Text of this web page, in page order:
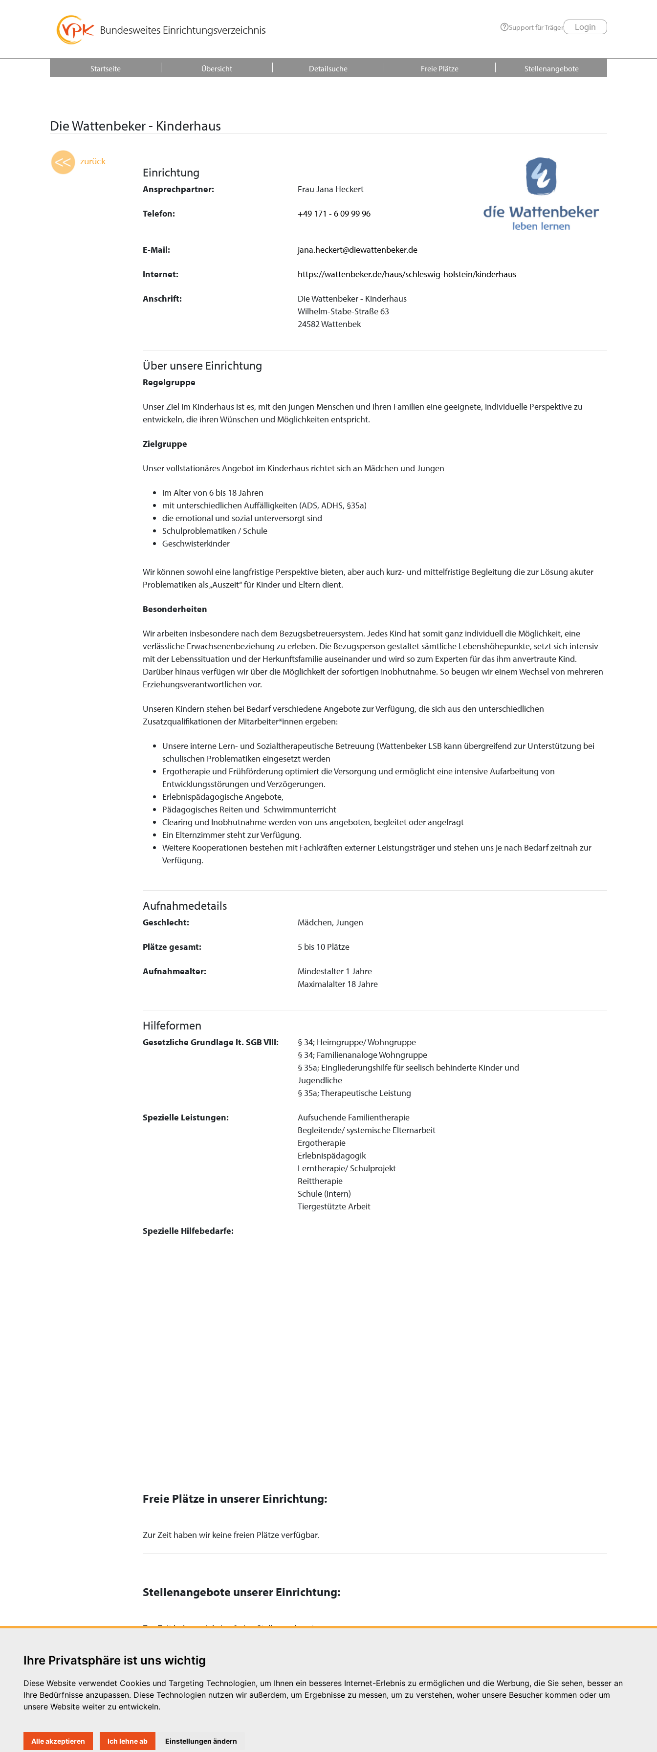
Ihre Privatsphäre ist uns wichtig
Diese Website verwendet Cookies und Targeting Technologien, um Ihnen ein besseres Internet-Erlebnis zu ermöglichen und die Werbung, die Sie sehen, besser an
Ihre Bedürfnisse anzupassen. Diese Technologien nutzen wir außerdem, um Ergebnisse zu messen, um zu verstehen, woher unsere Besucher kommen oder um
unsere Website weiter zu entwickeln.
Alle akzeptieren Ich lehne ab Einstellungen ändern
Support für Träger Login
Startseite Übersicht Detailsuche Freie Plätze Stellenangebote
Die Wattenbeker - Kinderhaus
zurück
Einrichtung
Ansprechpartner: Frau Jana Heckert
Telefon: +49 171 - 6 09 99 96
E-Mail: jana.heckert@diewattenbeker.de
Internet: https://wattenbeker.de/haus/schleswig-holstein/kinderhaus
Anschrift:
Die Wattenbeker - Kinderhaus
Wilhelm-Stabe-Straße 63
24582 Wattenbek
Über unsere Einrichtung
Regelgruppe
Unser Ziel im Kinderhaus ist es, mit den jungen Menschen und ihren Familien eine geeignete, individuelle Perspektive zu
entwickeln, die ihren Wünschen und Möglichkeiten entspricht.
Zielgruppe
Unser vollstationäres Angebot im Kinderhaus richtet sich an Mädchen und Jungen
im Alter von 6 bis 18 Jahren
mit unterschiedlichen Auffälligkeiten (ADS, ADHS, §35a)
die emotional und sozial unterversorgt sind
Schulproblematiken / Schule
Geschwisterkinder
Wir können sowohl eine langfristige Perspektive bieten, aber auch kurz- und mittelfristige Begleitung die zur Lösung akuter
Problematiken als „Auszeit“ für Kinder und Eltern dient.
Besonderheiten
Wir arbeiten insbesondere nach dem Bezugsbetreuersystem. Jedes Kind hat somit ganz individuell die Möglichkeit, eine
verlässliche Erwachsenenbeziehung zu erleben. Die Bezugsperson gestaltet sämtliche Lebenshöhepunkte, setzt sich intensiv
mit der Lebenssituation und der Herkunftsfamilie auseinander und wird so zum Experten für das ihm anvertraute Kind.
Darüber hinaus verfügen wir über die Möglichkeit der sofortigen Inobhutnahme. So beugen wir einem Wechsel von mehreren
Erziehungsverantwortlichen vor.
Unseren Kindern stehen bei Bedarf verschiedene Angebote zur Verfügung, die sich aus den unterschiedlichen
Zusatzqualifikationen der Mitarbeiter*innen ergeben:
Unsere interne Lern- und Sozialtherapeutische Betreuung (Wattenbeker LSB kann übergreifend zur Unterstützung bei
schulischen Problematiken eingesetzt werden
Ergotherapie und Frühförderung optimiert die Versorgung und ermöglicht eine intensive Aufarbeitung von
Entwicklungsstörungen und Verzögerungen.
Erlebnispädagogische Angebote,
Pädagogisches Reiten und Schwimmunterricht
Clearing und Inobhutnahme werden von uns angeboten, begleitet oder angefragt
Ein Elternzimmer steht zur Verfügung.
Weitere Kooperationen bestehen mit Fachkräften externer Leistungsträger und stehen uns je nach Bedarf zeitnah zur
Verfügung.
Aufnahmedetails
Geschlecht: Mädchen, Jungen
Plätze gesamt: 5 bis 10 Plätze
Aufnahmealter:
Mindestalter 1 Jahre
Maximalalter 18 Jahre
Hilfeformen
Gesetzliche Grundlage lt. SGB VIII:
§ 34; Heimgruppe/ Wohngruppe
§ 34; Familienanaloge Wohngruppe
§ 35a; Eingliederungshilfe für seelisch behinderte Kinder und
Jugendliche
§ 35a; Therapeutische Leistung
Spezielle Leistungen:
Aufsuchende Familientherapie
Begleitende/ systemische Elternarbeit
Ergotherapie
Erlebnispädagogik
Lerntherapie/ Schulprojekt
Reittherapie
Schule (intern)
Tiergestützte Arbeit
Spezielle Hilfebedarfe:
Freie Plätze in unserer Einrichtung:
Zur Zeit haben wir keine freien Plätze verfügbar.
Stellenangebote unserer Einrichtung:
Zur Zeit haben wir keine freien Stellen zu besetzen.
Michaelkirchstr. 17/18
10179 Berlin
E-Mail: info@vpk.de
Mehr Informationen: www.vpk.de
Hilfe